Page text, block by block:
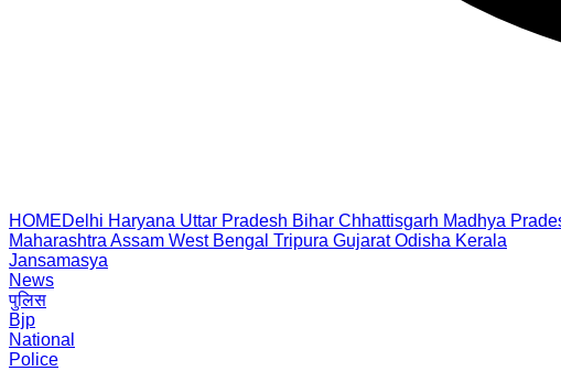
HOMEDelhi Haryana Uttar Pradesh Bihar Chhattisgarh Madhya
Maharashtra Assam West Bengal Tripura Gujarat Odisha Kerala
Jansamasya
News
पुलिस
Bjp
National
Police